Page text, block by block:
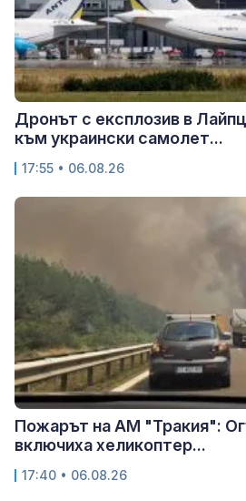
Дронът с експлозив в
към украински самолет...
17:55 • 06.08.26
Пожарът на АМ "Тракия":
включиха хеликоптер...
17:40 • 06.08.26